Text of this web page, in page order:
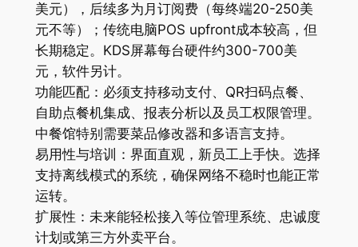
美元），后续多为月订阅费（每终端20-250美
元不等）；传统电脑POS upfront成本较高，但
长期稳定。KDS屏幕每台硬件约300-700美
元，软件另计。
功能匹配：必须支持移动支付、QR扫码点餐、
自助点餐机集成、报表分析以及员工权限管理。
中餐馆特别需要菜品修改器和多语言支持。
易用性与培训：界面直观，新员工上手快。选择
支持离线模式的系统，确保网络不稳时也能正常
运转。
扩展性：未来能轻松接入等位管理系统、忠诚度
计划或第三方外卖平台。